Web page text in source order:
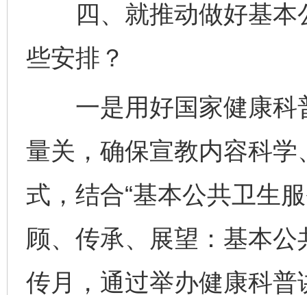
四、就推动做好基本
些安排？
一是用好国家健康科
量关，确保宣教内容科
式，结合“基本公共卫生
顾、传承、展望：基本公
传月，通过举办健康科